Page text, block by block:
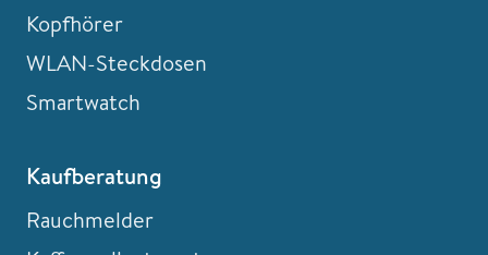
Kopfhörer
WLAN-Steckdosen
Smartwatch
Kaufberatung
Rauchmelder